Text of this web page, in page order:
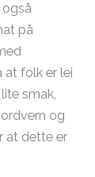
også
på
at folk er lei
smak,
og
at dette er